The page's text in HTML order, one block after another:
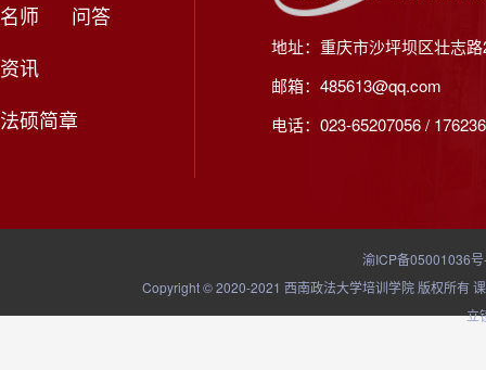
名师
问答
资讯
法硕简章
地址：重庆市沙坪坝区壮志
邮箱：485613@qq.com
电话：023-65207056 /
渝ICP备05001036
Copyright © 2020-2021 西南政法大学培训学院 版权所有
立